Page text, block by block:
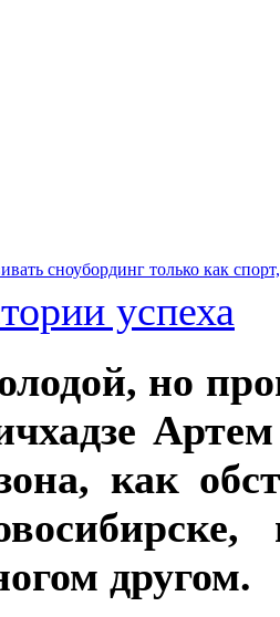
сноубординг только как
успеха
но
как
другом.